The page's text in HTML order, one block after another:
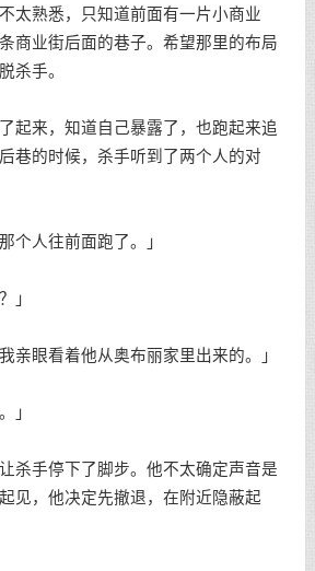
熟悉，只知道前面有一片小商业
商业街后面的巷子。希望那里的布局
杀手。
来，知道自己暴露了，也跑起来追
巷的时候，杀手听到了两个人的对
人往前面跑了。」
」
眼看着他从奥布丽家里出来的。」
」
手停下了脚步。他不太确定声音是
见，他决定先撤退，在附近隐蔽起